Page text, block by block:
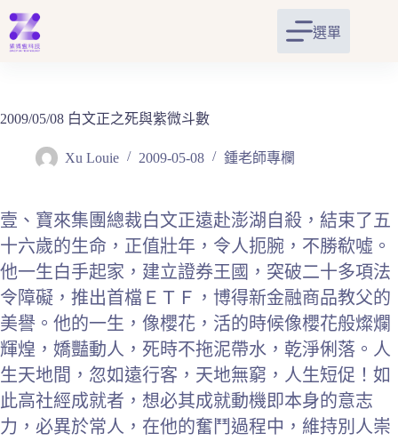
跳
至
主
容
選單
2009/05/08 白文正之死與紫微斗數
Xu Louie 2009-05-08 鍾老師專欄
壹、寶來集團總裁白文正遠赴澎湖自殺，結束了五
十六歲的生命，正值壯年，令人扼腕，不勝欷噓。
他一生白手起家，建立證券王國，突破二十多項法
令障礙，推出首檔ＥＴＦ，博得新金融商品教父的
美譽。他的一生，像櫻花，活的時候像櫻花般燦爛
輝煌，嬌豔動人，死時不拖泥帶水，乾淨俐落。人
生天地間，忽如遠行客，天地無窮，人生短促！如
此高社經成就者，想必其成就動機即本身的意志
力，必異於常人，在他的奮鬥過程中，維持別人崇